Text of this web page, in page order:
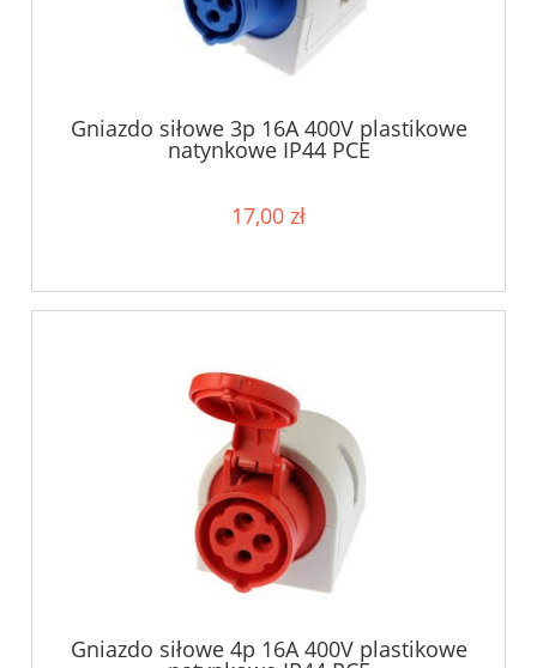
Gniazdo siłowe 3p 16A 400V plastikowe
natynkowe IP44 PCE
17,00 zł
Gniazdo siłowe 4p 16A 400V plastikowe